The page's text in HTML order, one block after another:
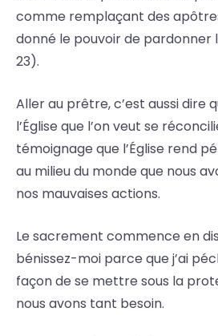
comme remplaçant des
donné le pouvoir de pardonner
23).
Aller au prêtre, c’est aussi dire
l’Église que l’on veut se
témoignage que l’Église rend
au milieu du monde que nous
nos mauvaises actions.
Le sacrement commence en
bénissez-moi parce que j’ai
façon de se mettre sous la
nous avons tant besoin.